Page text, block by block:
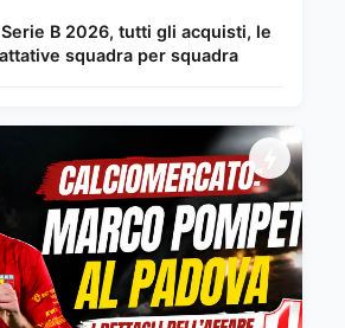
B 2026, tutti gli acquisti, le
squadra per squadra